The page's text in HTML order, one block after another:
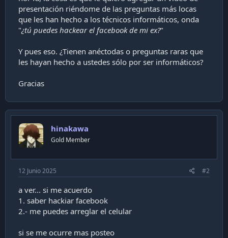
n
presentación riéndome de las preguntas más locas
que les han hecho a los técnicos informáticos, onda
"¿tú puedes hackear el facebook de mi ex?"
Y pues eso. ¿Tienen anéctodas o preguntas raras que
les hayan hecho a ustedes sólo por ser informáticos?
Gracias
hinakawa
Gold Member
12 Junio 2025 #2
a ver... si me acuerdo
1. saber hackiar facebook
2.- me puedes arreglar el celular
si se me ocurre mas posteo